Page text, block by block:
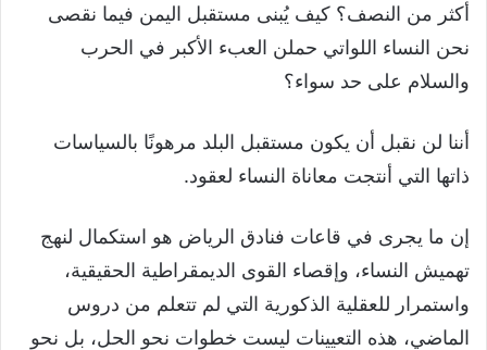
أكثر من النصف؟ كيف يُبنى مستقبل اليمن فيما نقصى
نحن النساء اللواتي حملن العبء الأكبر في الحرب
والسلام على حد سواء؟
أننا لن نقبل أن يكون مستقبل البلد مرهونًا بالسياسات
ذاتها التي أنتجت معاناة النساء لعقود.
إن ما يجرى في قاعات فنادق الرياض هو استكمال لنهج
تهميش النساء، وإقصاء القوى الديمقراطية الحقيقية،
واستمرار للعقلية الذكورية التي لم تتعلم من دروس
الماضي، هذه التعيينات ليست خطوات نحو الحل، بل نحو